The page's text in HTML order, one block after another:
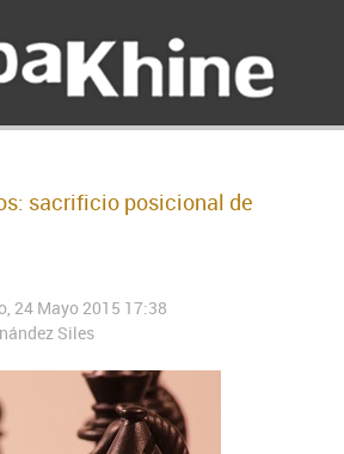
sacrificio posicional de
24 Mayo 2015 17:38
Siles